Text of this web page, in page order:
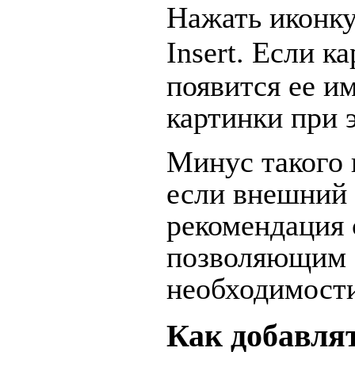
Нажать
Insert. Если
появится ее
картинки при
Минус такого
если внешний
рекомендация
позволяющим
Как